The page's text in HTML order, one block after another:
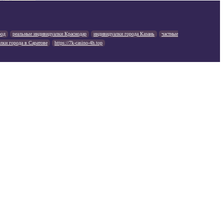
реальные индивидуалки Краснодар индивидуалки города Казань
частные
города в Саратове https://7k-casino-4h.top